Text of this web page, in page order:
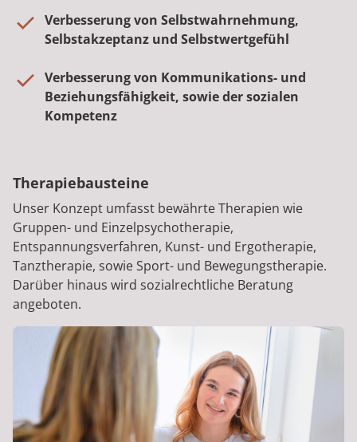
Verbesserung von Selbstwahrnehmung,
Selbstakzeptanz und Selbstwertgefühl
Verbesserung von Kommunikations- und
Beziehungsfähigkeit, sowie der sozialen
Kompetenz
Therapiebausteine
Unser Konzept umfasst bewährte Therapien wie
Gruppen- und Einzelpsychotherapie,
Entspannungsverfahren, Kunst- und Ergotherapie,
Tanztherapie, sowie Sport- und Bewegungstherapie.
Darüber hinaus wird sozialrechtliche Beratung
angeboten.